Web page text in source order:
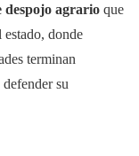
despojo agrario que
donde
terminan
su